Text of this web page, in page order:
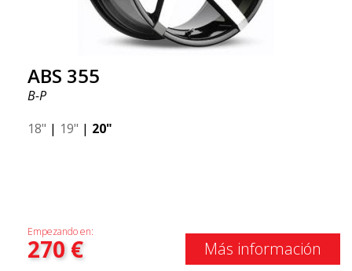
ABS 355
B-P
18" | 19" | 20"
Empezando en:
270€ Más información